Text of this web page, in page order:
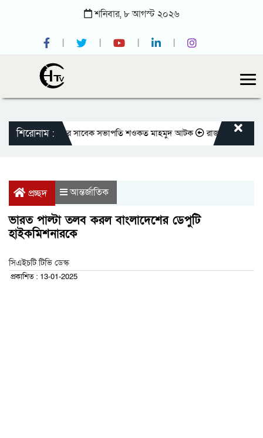
শনিবার,৮আগস্ট ২০২৬
শিরোনাম :
প্রেসক্লাবের সাবেক সভাপতি শওকত মাহমুদ আটক রাজবাড়ীতে বীর
প্রচ্ছদ আন্তর্জাতিক
ভারত পাল্টা তলব করল বাংলাদেশের ডেপুটি
হাইকমিশনারকে
সিএইচটি টিভি ডেস্ক
প্রকাশিত : 13-01-2025